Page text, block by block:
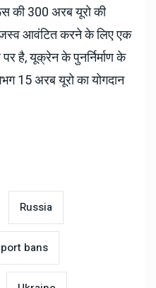
की 300 अरब यूरो की
आवंटित करने के लिए एक
है, यूक्रेन के पुनर्निर्माण के
15 अरब यूरो का योगदान
Russia
bans